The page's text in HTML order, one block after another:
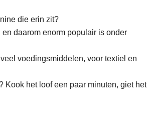
die erin zit?
daarom enorm populair is onder
voedingsmiddelen, voor textiel en
Kook het loof een paar minuten, giet het